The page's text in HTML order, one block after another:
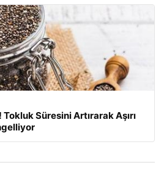
Süresini Artırarak Aşırı